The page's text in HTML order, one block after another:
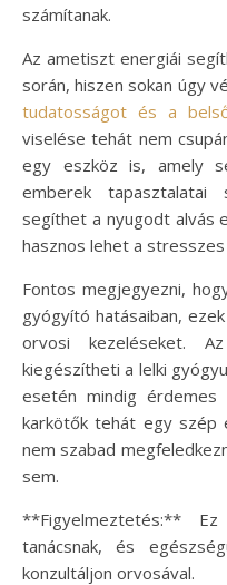
számítanak.
Az ametiszt energiái
során, hiszen sokan úgy
tudatosságot és a
viselése tehát nem
egy eszköz is, amely
emberek
segíthet a nyugodt alvás
hasznos lehet a stresszes
Fontos megjegyezni,
gyógyító hatásaiban,
orvosi kezeléseket.
kiegészítheti a lelki
esetén mindig
karkötők tehát egy szép
nem szabad
sem.
**Figyelmeztetés:**
tanácsnak, és
konzultáljon orvosával.